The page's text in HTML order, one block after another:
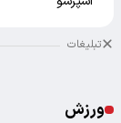
تبلیغات
ورزش